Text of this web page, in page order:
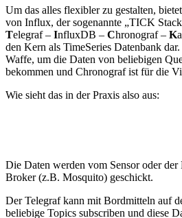
Um das alles flexibler zu gestalten,
von Influx, der sogenannte „TICK
Telegraf – InfluxDB – Chronograf – K
den Kern als TimeSeries Datenbank
Waffe, um die Daten von beliebigen
bekommen und Chronograf ist für die
Wie sieht das in der Praxis also aus:
Die Daten werden vom Sensor oder
Broker (z.B. Mosquito) geschickt.
Der Telegraf kann mit Bordmitteln auf
beliebige Topics subscriben und diese